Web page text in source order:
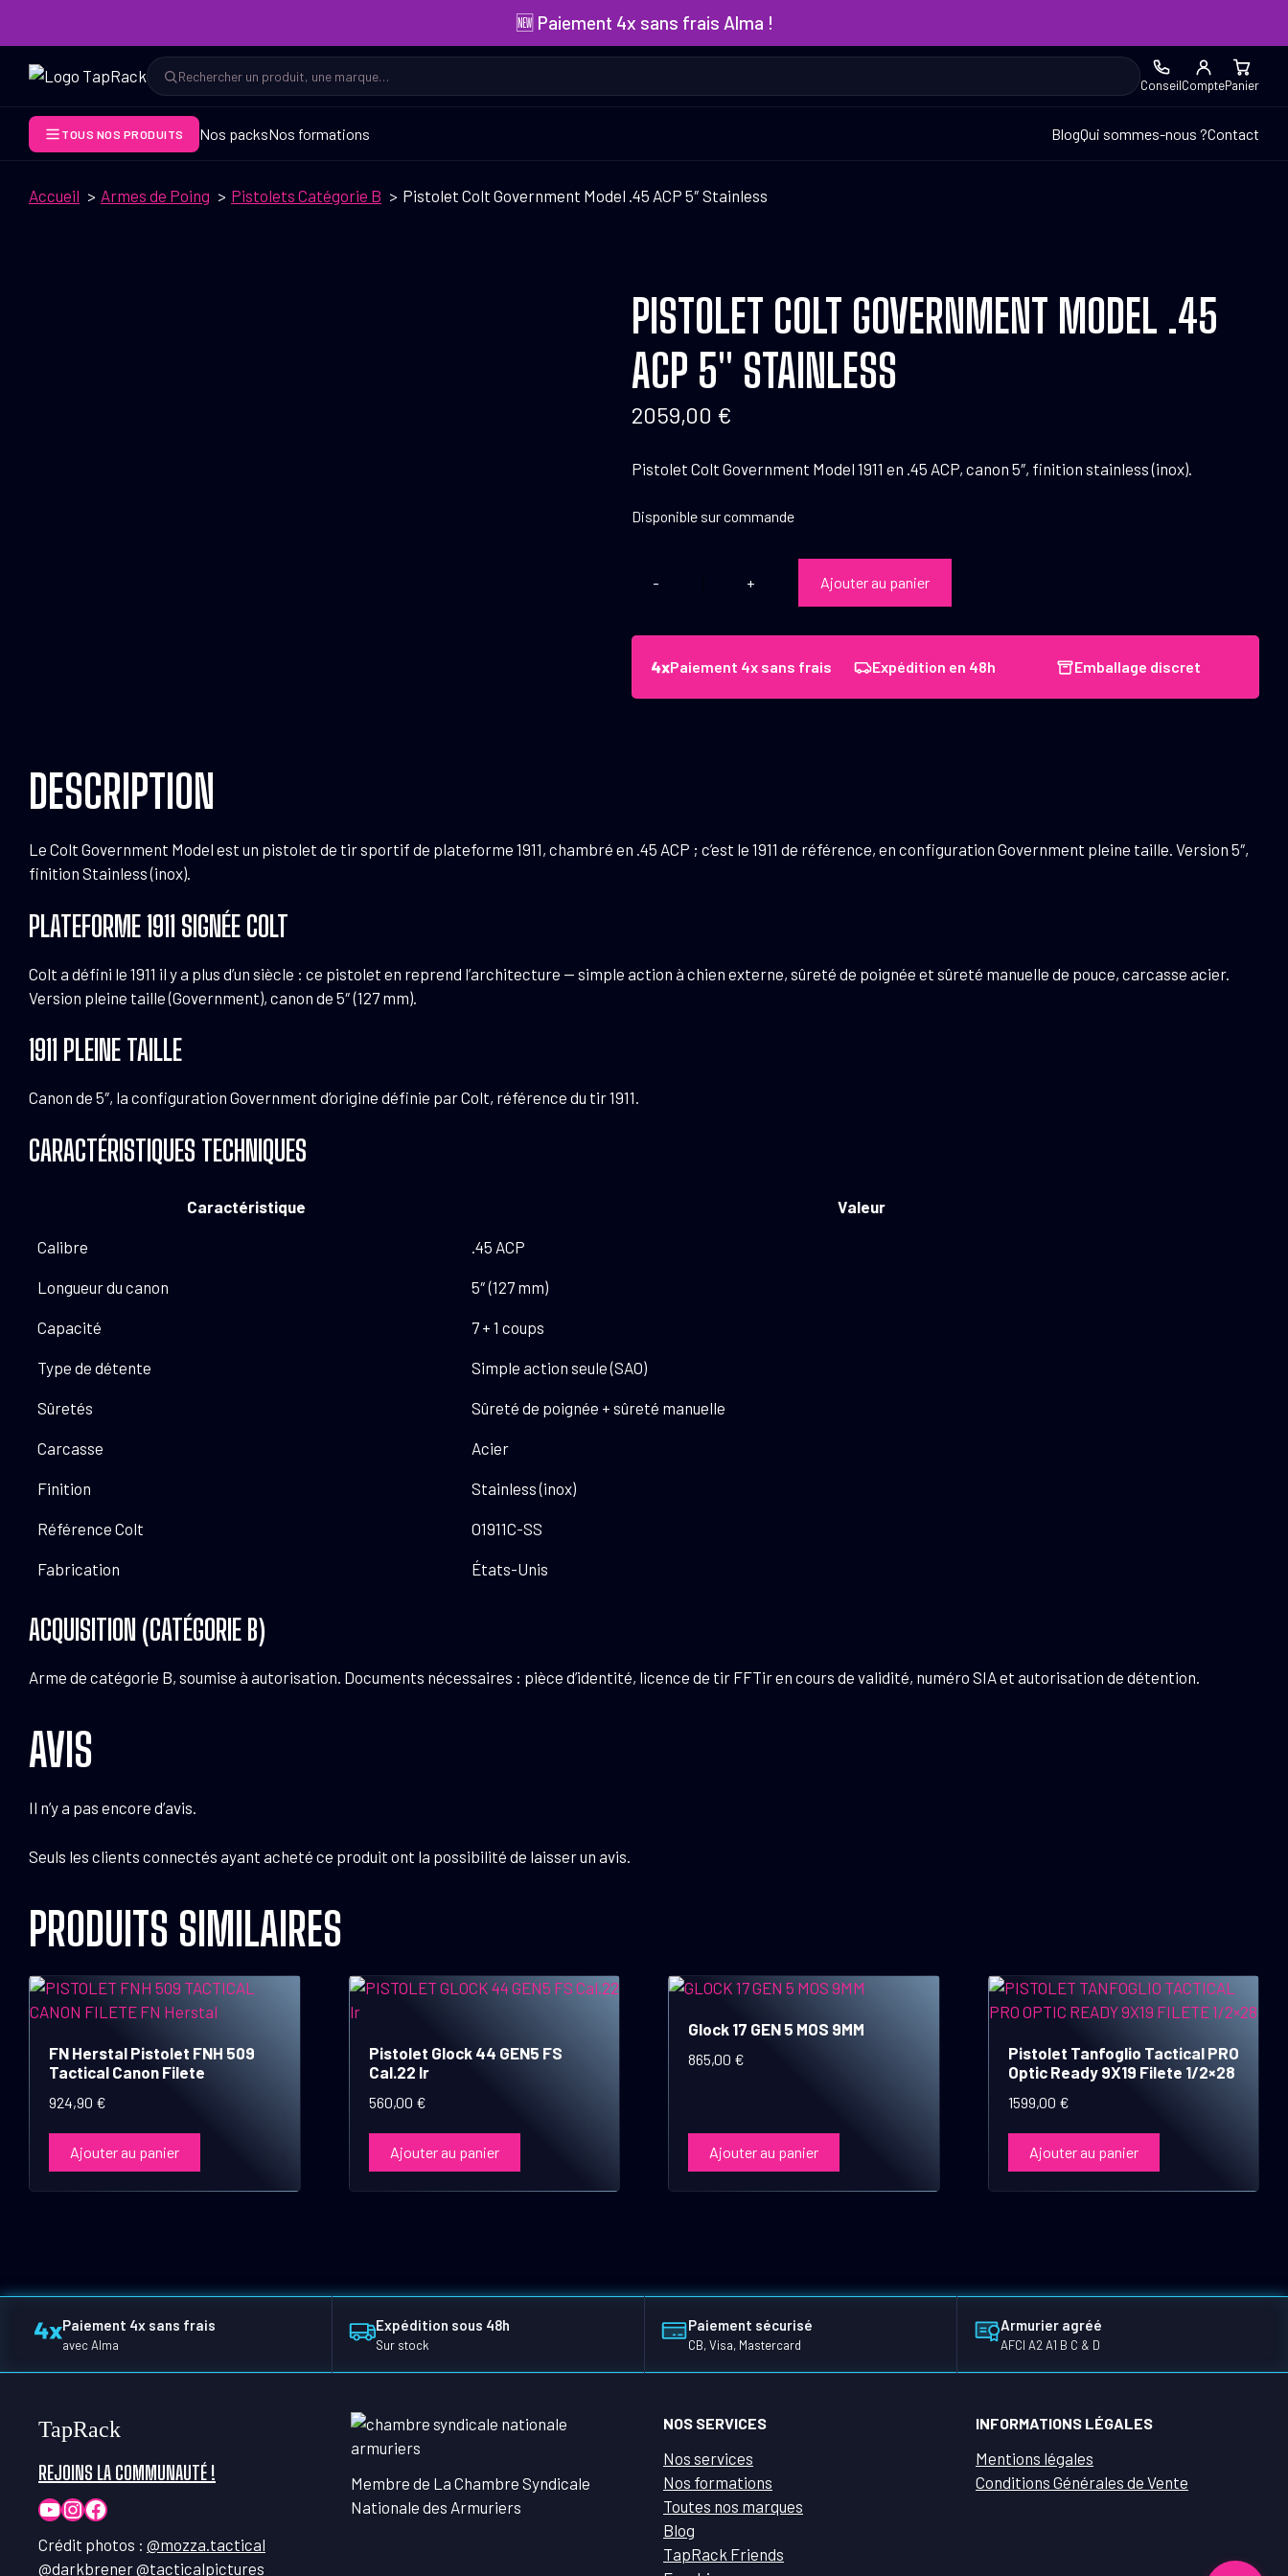
🆕 Paiement 4x sans frais Alma !
Rechercher
Rechercher ConseilComptePanier
TOUS NOS PRODUITS Nos packsNos formations BlogQui sommes-nous ?Contact
Accueil Armes de Poing Pistolets Catégorie B Pistolet Colt Government Model .45 ACP 5″ Stainless
PISTOLET COLT GOVERNMENT MODEL .45
ACP 5″ STAINLESS
2059,00 €
Pistolet Colt Government Model 1911 en .45 ACP, canon 5″, finition stainless (inox).
Disponible sur commande
Pistolet
Colt
Ajouter au panier
Paiement 4x sans frais Expédition en 48h Emballage discret
DESCRIPTION
Le Colt Government Model est un pistolet de tir sportif de plateforme 1911, chambré en .45 ACP ; c’est le 1911 de référence, en configuration Government pleine taille. Version 5″,
finition Stainless (inox).
PLATEFORME 1911 SIGNÉE COLT
Colt a défini le 1911 il y a plus d’un siècle : ce pistolet en reprend l’architecture — simple action à chien externe, sûreté de poignée et sûreté manuelle de pouce, carcasse acier.
Version pleine taille (Government), canon de 5″ (127 mm).
1911 PLEINE TAILLE
Canon de 5″, la configuration Government d’origine définie par Colt, référence du tir 1911.
CARACTÉRISTIQUES TECHNIQUES
Caractéristique Valeur
Calibre .45 ACP
Longueur du canon 5″ (127 mm)
Capacité 7 + 1 coups
Type de détente Simple action seule (SAO)
Sûretés Sûreté de poignée + sûreté manuelle
Carcasse Acier
Finition Stainless (inox)
Référence Colt O1911C-SS
Fabrication États-Unis
ACQUISITION (CATÉGORIE B)
Arme de catégorie B, soumise à autorisation. Documents nécessaires : pièce d’identité, licence de tir FFTir en cours de validité, numéro SIA et autorisation de détention.
AVIS
Il n’y a pas encore d’avis.
Seuls les clients connectés ayant acheté ce produit ont la possibilité de laisser un avis.
PRODUITS SIMILAIRES
FN Herstal Pistolet FNH 509
Tactical Canon Filete
924,90 €
Ajouter au panier
Pistolet Glock 44 GEN5 FS
Cal.22 lr
560,00 €
Ajouter au panier
Glock 17 GEN 5 MOS 9MM
865,00 €
Ajouter au panier
Pistolet Tanfoglio Tactical PRO
Optic Ready 9X19 Filete 1/2×28
1599,00 €
Ajouter au panier
Paiement 4x sans frais
avec Alma
Expédition sous 48h
Sur stock
Paiement sécurisé
CB, Visa, Mastercard
Armurier agréé
AFCI A2 A1 B C & D
TapRack
REJOINS LA COMMUNAUTÉ !
YouTube
Instagram
Facebook
Crédit photos : @mozza.tactical
@darkbrener@tacticalpictures
Membre de La Chambre Syndicale
Nationale des Armuriers
NOS SERVICES
Nos services
Nos formations
Toutes nos marques
Blog
TapRack Friends
INFORMATIONS LÉGALES
Mentions légales
Conditions Générales de Vente